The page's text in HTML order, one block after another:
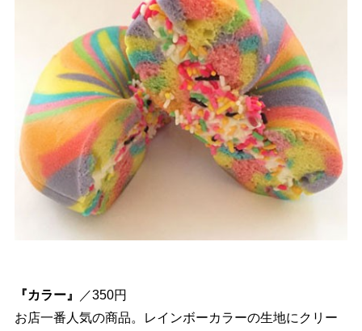
『カラー』
／350円
お店一番人気の商品。レインボーカラーの生地にクリー